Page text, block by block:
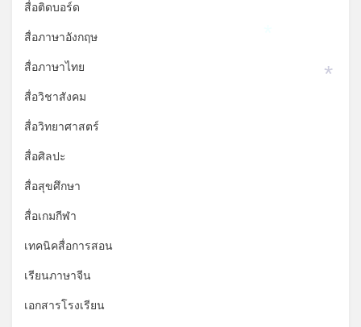
สื่อติดบอร์ด
สื่อภาษาอังกฤษ
สื่อภาษาไทย
สื่อวิชาสังคม
สื่อวิทยาศาสตร์
สื่อศิลปะ
สื่อสุขศึกษา
สื่อเกมกีฬา
เทคนิคสื่อการสอน
เรียนภาษาจีน
เอกสารโรงเรียน